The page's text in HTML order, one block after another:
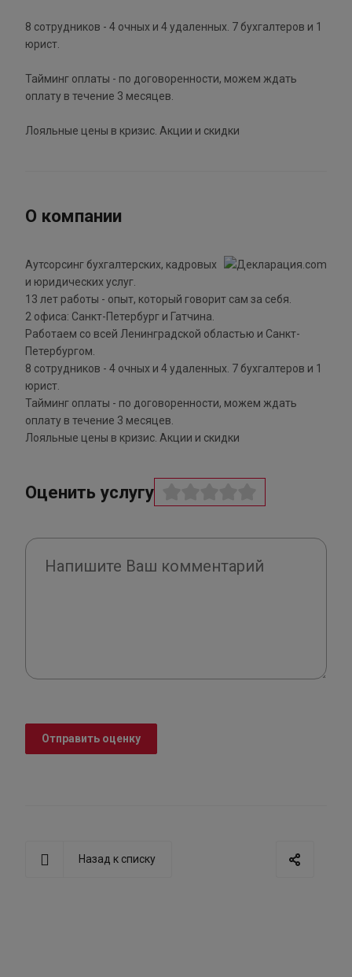
8 сотрудников - 4 очных и 4 удаленных. 7 бухгалтеров и 1
юрист.
Тайминг оплаты - по договоренности, можем ждать
оплату в течение 3 месяцев.
Лояльные цены в кризис. Акции и скидки
О компании
Аутсорсинг бухгалтерских, кадровых
и юридических услуг.
13 лет работы - опыт, который говорит сам за себя.
2 офиса: Санкт-Петербург и Гатчина.
Работаем со всей Ленинградской областью и Санкт-
Петербургом.
8 сотрудников - 4 очных и 4 удаленных. 7 бухгалтеров и 1
юрист.
Тайминг оплаты - по договоренности, можем ждать
оплату в течение 3 месяцев.
Лояльные цены в кризис. Акции и скидки
Оценить услугу
Отправить оценку
Назад к списку